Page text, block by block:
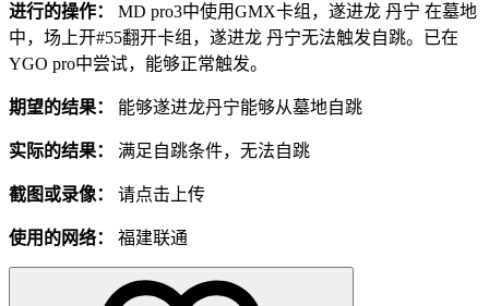
进行的操作：
MD pro3中使用GMX卡组，遂进龙 丹宁 在墓地
中，场上开#55翻开卡组，遂进龙 丹宁无法触发自跳。已在
YGO pro中尝试，能够正常触发。
期望的结果： 能够遂进龙丹宁能够从墓地自跳
实际的结果： 满足自跳条件，无法自跳
截图或录像： 请点击上传
使用的网络： 福建联通